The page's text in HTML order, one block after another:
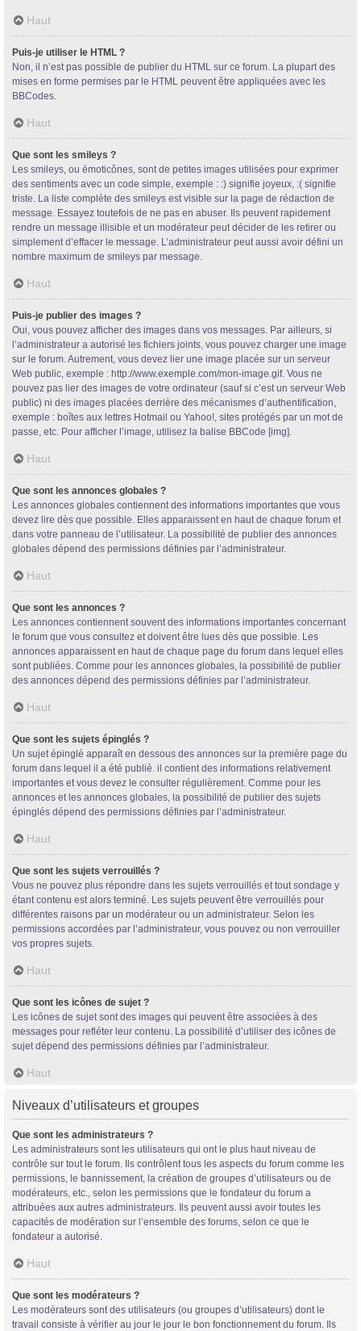
Haut
Puis-je utiliser le HTML ?
Non, il n’est pas possible de publier du HTML sur ce forum. La plupart des
mises en forme permises par le HTML peuvent être appliquées avec les
BBCodes.
Haut
Que sont les smileys ?
Les smileys, ou émoticônes, sont de petites images utilisées pour exprimer
des sentiments avec un code simple, exemple : :) signifie joyeux, :( signifie
triste. La liste complète des smileys est visible sur la page de rédaction de
message. Essayez toutefois de ne pas en abuser. Ils peuvent rapidement
rendre un message illisible et un modérateur peut décider de les retirer ou
simplement d’effacer le message. L’administrateur peut aussi avoir défini un
nombre maximum de smileys par message.
Haut
Puis-je publier des images ?
Oui, vous pouvez afficher des images dans vos messages. Par ailleurs, si
l’administrateur a autorisé les fichiers joints, vous pouvez charger une image
sur le forum. Autrement, vous devez lier une image placée sur un serveur
Web public, exemple : http://www.exemple.com/mon-image.gif. Vous ne
pouvez pas lier des images de votre ordinateur (sauf si c’est un serveur Web
public) ni des images placées derrière des mécanismes d’authentification,
exemple : boîtes aux lettres Hotmail ou Yahoo!, sites protégés par un mot de
passe, etc. Pour afficher l’image, utilisez la balise BBCode [img].
Haut
Que sont les annonces globales ?
Les annonces globales contiennent des informations importantes que vous
devez lire dès que possible. Elles apparaissent en haut de chaque forum et
dans votre panneau de l’utilisateur. La possibilité de publier des annonces
globales dépend des permissions définies par l’administrateur.
Haut
Que sont les annonces ?
Les annonces contiennent souvent des informations importantes concernant
le forum que vous consultez et doivent être lues dès que possible. Les
annonces apparaissent en haut de chaque page du forum dans lequel elles
sont publiées. Comme pour les annonces globales, la possibilité de publier
des annonces dépend des permissions définies par l’administrateur.
Haut
Que sont les sujets épinglés ?
Un sujet épinglé apparaît en dessous des annonces sur la première page du
forum dans lequel il a été publié. il contient des informations relativement
importantes et vous devez le consulter régulièrement. Comme pour les
annonces et les annonces globales, la possibilité de publier des sujets
épinglés dépend des permissions définies par l’administrateur.
Haut
Que sont les sujets verrouillés ?
Vous ne pouvez plus répondre dans les sujets verrouillés et tout sondage y
étant contenu est alors terminé. Les sujets peuvent être verrouillés pour
différentes raisons par un modérateur ou un administrateur. Selon les
permissions accordées par l’administrateur, vous pouvez ou non verrouiller
vos propres sujets.
Haut
Que sont les icônes de sujet ?
Les icônes de sujet sont des images qui peuvent être associées à des
messages pour refléter leur contenu. La possibilité d’utiliser des icônes de
sujet dépend des permissions définies par l’administrateur.
Haut
Niveaux d’utilisateurs et groupes
Que sont les administrateurs ?
Les administrateurs sont les utilisateurs qui ont le plus haut niveau de
contrôle sur tout le forum. Ils contrôlent tous les aspects du forum comme les
permissions, le bannissement, la création de groupes d’utilisateurs ou de
modérateurs, etc., selon les permissions que le fondateur du forum a
attribuées aux autres administrateurs. Ils peuvent aussi avoir toutes les
capacités de modération sur l’ensemble des forums, selon ce que le
fondateur a autorisé.
Haut
Que sont les modérateurs ?
Les modérateurs sont des utilisateurs (ou groupes d’utilisateurs) dont le
travail consiste à vérifier au jour le jour le bon fonctionnement du forum. Ils